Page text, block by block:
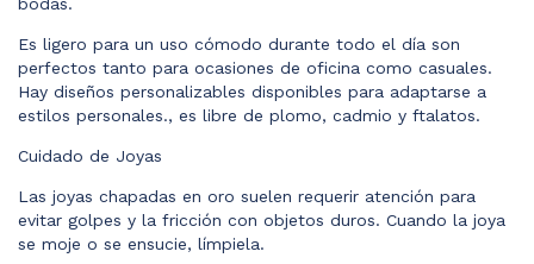
Es ligero para un uso cómodo durante todo el día son
perfectos tanto para ocasiones de oficina como casuales.
Hay diseños personalizables disponibles para adaptarse a
estilos personales., es libre de plomo, cadmio y ftalatos.
Cuidado de Joyas
Las joyas chapadas en oro suelen requerir atención para
evitar golpes y la fricción con objetos duros. Cuando la joya
se moje o se ensucie, límpiela.